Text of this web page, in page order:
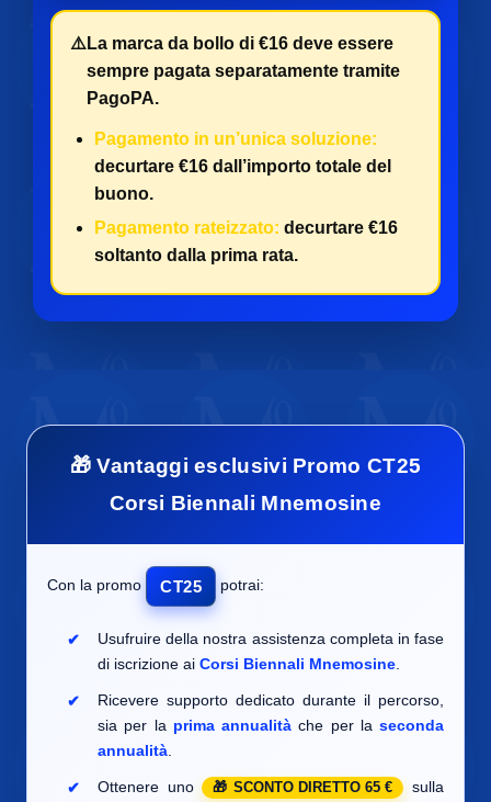
⚠️ La marca da bollo di €16 deve essere
sempre pagata separatamente tramite
PagoPA.
Pagamento in un’unica soluzione:
decurtare €16 dall’importo totale del
buono.
Pagamento rateizzato: decurtare €16
soltanto dalla prima rata.
🎁 Vantaggi esclusivi Promo CT25
Corsi Biennali Mnemosine
Con la promo CT25 potrai:
Usufruire della nostra assistenza completa in fase
di iscrizione ai Corsi Biennali Mnemosine
Ricevere supporto dedicato durante il percorso,
sia per la prima annualità che per la seconda
annualità
Ottenere uno SCONTO DIRETTO 65 €
sulla